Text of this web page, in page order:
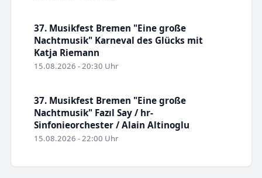
37. Musikfest Bremen "Eine große
Nachtmusik" Karneval des Glücks mit
Katja Riemann
15.08.2026 - 20:30 Uhr
37. Musikfest Bremen "Eine große
Nachtmusik" Fazıl Say / hr-
Sinfonieorchester / Alain Altinoglu
15.08.2026 - 22:00 Uhr